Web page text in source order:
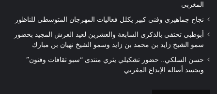
المغربي
نجاح جماهيري وفني كبير يكلل فعاليات المهرجان المتوسطي للناظور
أبوظبي تحتفي بالذكرى السابعة والعشرين لعيد العرش المجيد بحضور
سمو الشيخ زايد بن محمد بن زايد وسمو الشيخ نهيان بن مبارك
حسن السلكي.. حضور تشكيلي يثري منتدى “سبو ثقافات وفنون”
ويجسد أصالة الإبداع المغربي